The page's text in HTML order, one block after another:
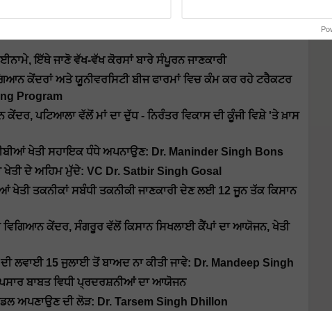
Kisan Utsav' ਦਾ ਆਯੋਜਨ, ਜਾਣੋ ਕੀ ਹੋਵੇਗਾ ਖਾਸ
Kendra ਨਾਗ ਕਲਾਂ ਤੋਂ Kisan Mela ਸ਼ੁਰੂ, PAU Vice
ਇੱਥੇ ਜਾਣੋ ਵੱਖ-ਵੱਖ ਕੋਰਸਾਂ ਬਾਰੇ ਸੰਪੂਰਨ ਜਾਣਕਾਰੀ
ਕੇਂਦਰਾਂ ਅਤੇ ਯੂਨੀਵਰਸਿਟੀ ਬੀਜ ਫਾਰਮਾਂ ਵਿਚ ਕੰਮ ਕਰ ਰਹੇ ਟਰੈਕਟਰ
Program
ਪਟਿਆਲਾ ਵੱਲੋਂ ਮਾਂ ਦਾ ਦੁੱਧ - ਨਿਰੰਤਰ ਵਿਕਾਸ ਦੀ ਕੂੰਜੀ ਵਿਸ਼ੇ 'ਤੇ ਖ਼ਾਸ
ਖੇਤੀ ਸਹਾਇਕ ਧੰਧੇ ਅਪਨਾਉਣ: Dr. Maninder Singh Bons
ਖੇਤੀ ਦੇ ਅਹਿਮ ਮੁੱਦੇ: VC Dr. Satbir Singh Gosal
ਖੇਤੀ ਤਕਨੀਕਾਂ ਸਬੰਧੀ ਤਕਨੀਕੀ ਜਾਣਕਾਰੀ ਦੇਣ ਲਈ 12 ਜੂਨ ਤੱਕ ਕਿਸਾਨ
ਕੇਂਦਰ, ਸੰਗਰੂਰ ਵੱਲੋਂ ਕਿਸਾਨ ਸਿਖਲਾਈ ਕੈਂਪਾਂ ਦਾ ਆਯੋਜਨ, ਖੇਤੀ
ਲਵਾਈ 15 ਜੁਲਾਈ ਤੋਂ ਬਾਅਦ ਨਾ ਕੀਤੀ ਜਾਵੇ: Dr. Mandeep Singh
ਬਾਬਤ ਵਿਧੀ ਪ੍ਰਦਰਸ਼ਨੀਆਂ ਦਾ ਆਯੋਜਨ
ਅਪਣਾਉਣ ਦੀ ਲੋੜ: Dr. Tarsem Singh Dhillon